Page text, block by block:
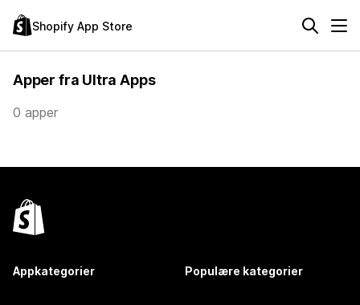
Shopify App Store
Apper fra Ultra Apps
0 apper
Appkategorier Populære kategorier